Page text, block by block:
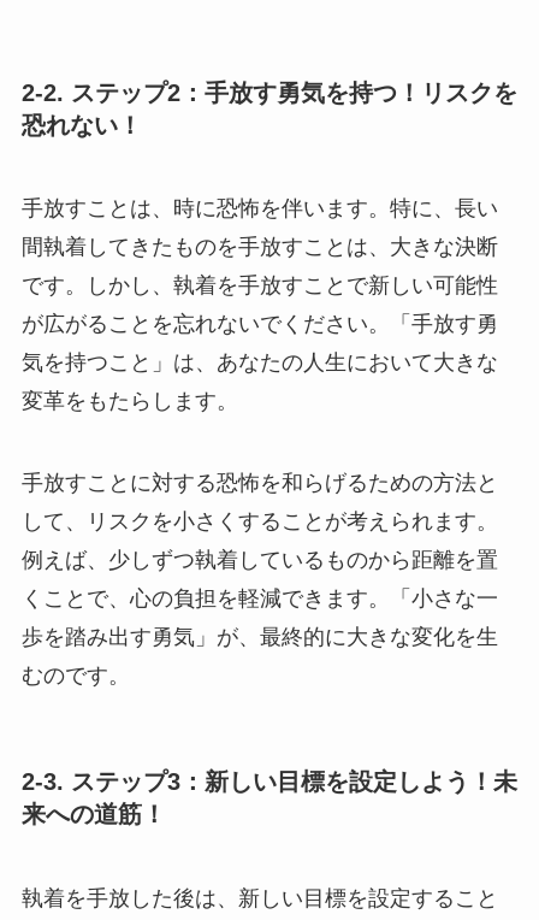
2-2. ステップ2：手放す勇気を持つ！リスクを
恐れない！
手放すことは、時に恐怖を伴います。特に、長い
間執着してきたものを手放すことは、大きな決断
です。しかし、執着を手放すことで新しい可能性
が広がることを忘れないでください。「手放す勇
気を持つこと」は、あなたの人生において大きな
変革をもたらします。
手放すことに対する恐怖を和らげるための方法と
して、リスクを小さくすることが考えられます。
例えば、少しずつ執着しているものから距離を置
くことで、心の負担を軽減できます。「小さな一
歩を踏み出す勇気」が、最終的に大きな変化を生
むのです。
2-3. ステップ3：新しい目標を設定しよう！未
来への道筋！
執着を手放した後は、新しい目標を設定すること